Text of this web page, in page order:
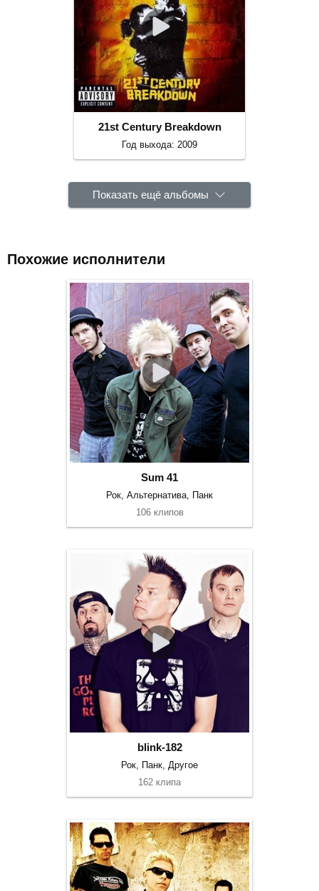
21st Century Breakdown
Год выхода: 2009
Показать ещё альбомы
Похожие исполнители
Sum 41
Рок, Альтернатива, Панк
106 клипов
blink-182
Рок, Панк, Другое
162 клипа